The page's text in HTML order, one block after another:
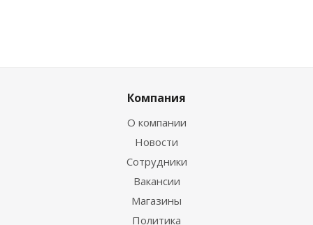
Компания
О компании
Новости
Сотрудники
Вакансии
Магазины
Политика